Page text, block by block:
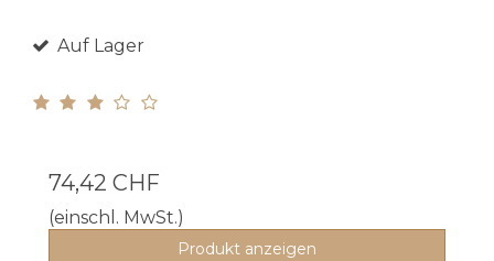
Auf Lager
74,42 CHF
(einschl. MwSt.)
Produkt anzeigen